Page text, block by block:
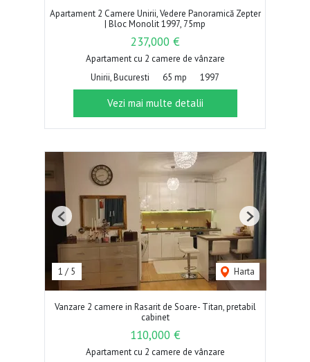
Apartament 2 Camere Unirii, Vedere Panoramică Zepter
| Bloc Monolit 1997, 75mp
237,000 €
Apartament cu 2 camere de vânzare
Unirii, Bucuresti
65 mp 1997
Vezi mai multe detalii
1 / 5 Harta
Previous Next
Vanzare 2 camere in Rasarit de Soare- Titan, pretabil
cabinet
110,000 €
Apartament cu 2 camere de vânzare